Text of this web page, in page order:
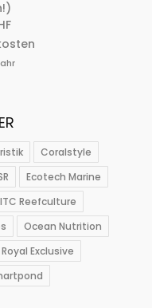
Coralstyle
Ecotech Marine
ITC Reefculture
Ocean Nutrition
Royal Exclusive